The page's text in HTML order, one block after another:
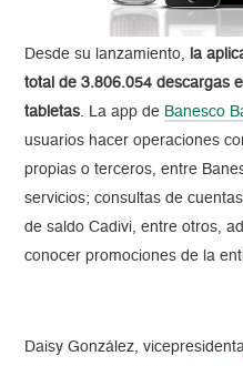
Desde su lanzamiento, la
total de 3.806.054 descargas
tabletas . La app de Banesco
usuarios hacer operaciones
propias o terceros, entre
servicios; consultas de
de saldo Cadivi, entre otros,
conocer promociones de la
Daisy González,